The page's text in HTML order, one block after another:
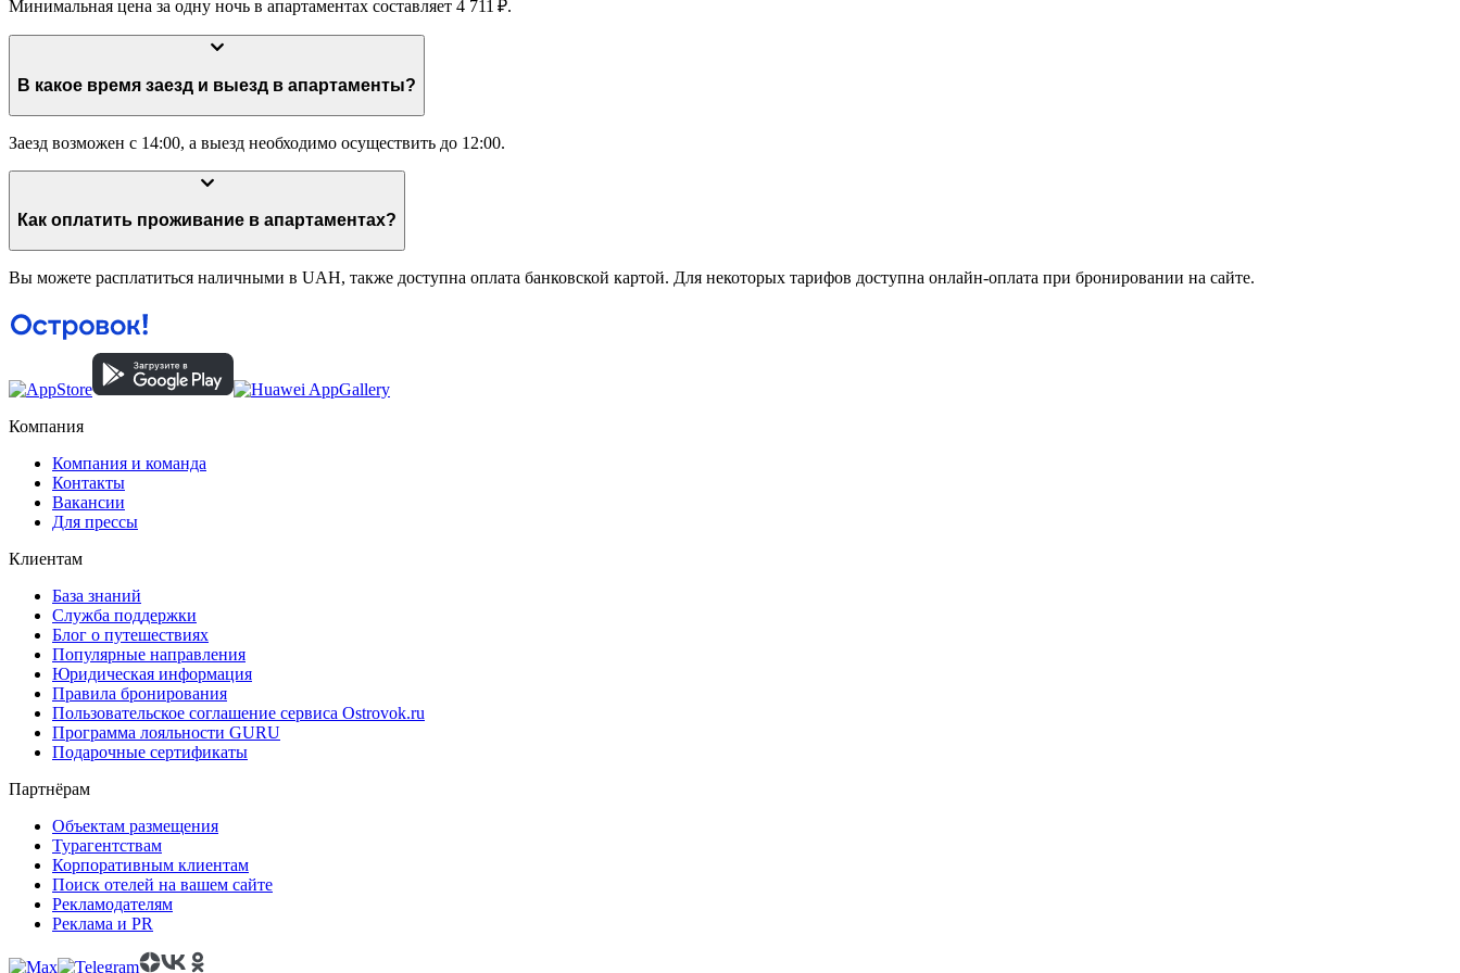
Минимальная цена за одну ночь в апартаментах составляет 4 711 ₽.
В какое время заезд и выезд в апартаменты?
Заезд возможен с 14:00, а выезд необходимо осуществить до 12:00.
Как оплатить проживание в апартаментах?
Вы можете расплатиться наличными в UAH, также доступна оплата банковской картой. Для некоторых тарифов доступна онлайн-оплата при бронировании на сайте.
Компания
Компания и команда
Контакты
Вакансии
Для прессы
Клиентам
База знаний
Служба поддержки
Блог о путешествиях
Популярные направления
Юридическая информация
Правила бронирования
Пользовательское соглашение сервиса Ostrovok.ru
Программа лояльности GURU
Подарочные сертификаты
Партнёрам
Объектам размещения
Турагентствам
Корпоративным клиентам
Поиск отелей на вашем сайте
Рекламодателям
Реклама и PR